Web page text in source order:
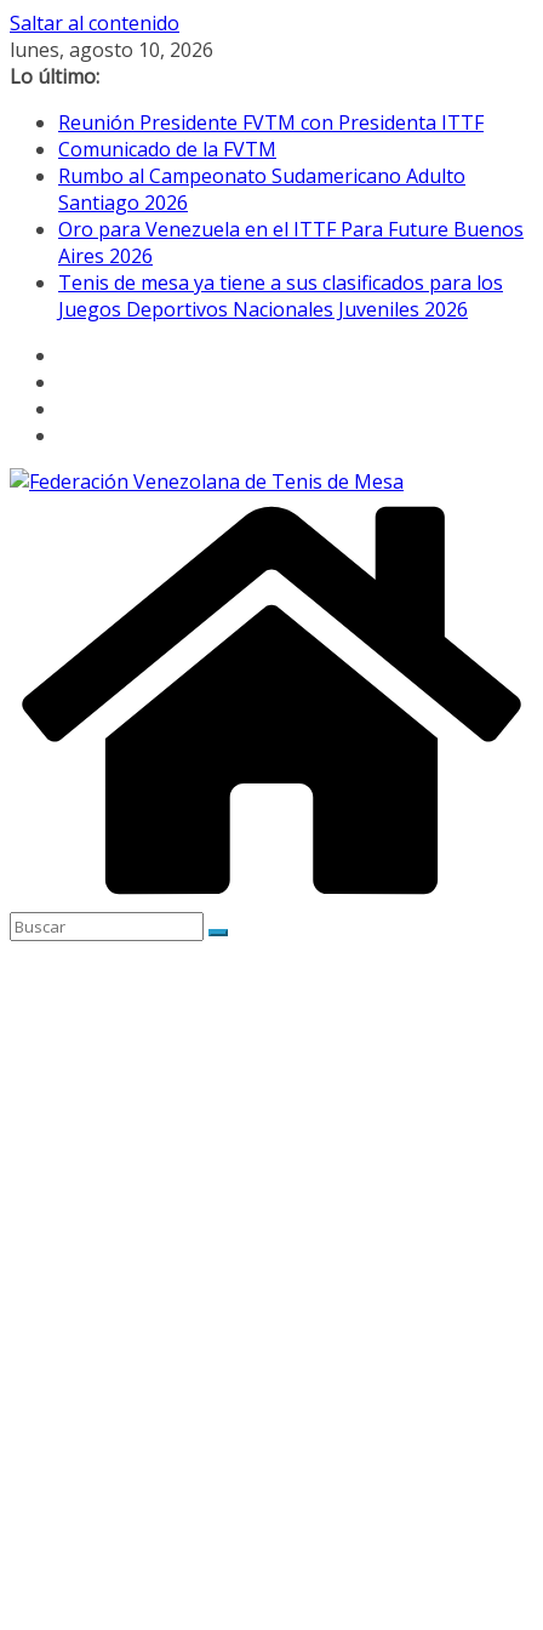
Saltar al contenido
lunes, agosto 10, 2026
Lo último:
Reunión Presidente FVTM con Presidenta ITTF
Comunicado de la FVTM
Rumbo al Campeonato Sudamericano Adulto
Santiago 2026
Oro para Venezuela en el ITTF Para Future Buenos
Aires 2026
Tenis de mesa ya tiene a sus clasificados para los
Juegos Deportivos Nacionales Juveniles 2026